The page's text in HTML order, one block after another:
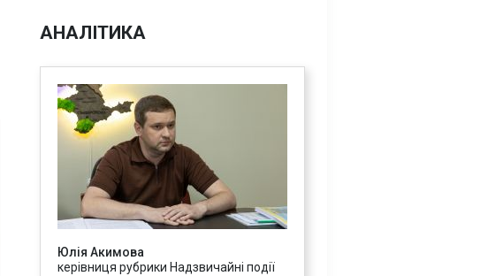
АНАЛІТИКА
Юлія Акимова
керівниця рубрики Надзвичайні події